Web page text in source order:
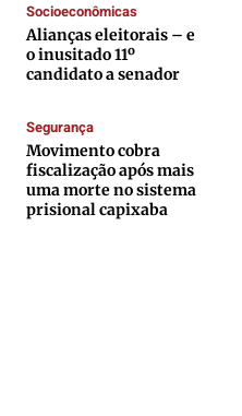
Expediente
Contato
Termos de Uso
Privacidade
Expediente
Contato
Termos de Uso
Privacidade
Expediente
Contato
Termos de Uso
Privacidade
Expediente
Contato
Termos de Uso
Privacidade
Socioeconômicas
Alianças eleitorais – e
o inusitado 11º
candidato a senador
Segurança
Movimento cobra
fiscalização após mais
uma morte no sistema
prisional capixaba